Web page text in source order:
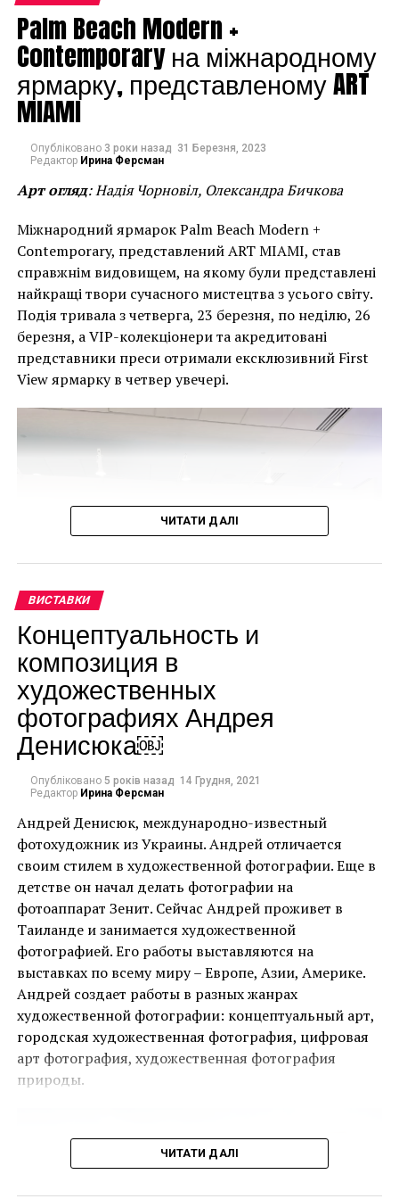
Palm Beach Modern +
Contemporary на міжнародному
ярмарку, представленому ART
MIAMI
Опубліковано 3 роки назад 31 Березня, 2023
Редактор Ирина Ферсман
Арт огляд: Надія Чорновіл, Олександра Бичкова
Міжнародний ярмарок Palm Beach Modern +
Contemporary, представлений ART MIAMI, став
справжнім видовищем, на якому були представлені
найкращі твори сучасного мистецтва з усього світу.
Подія тривала з четверга, 23 березня, по неділю, 26
березня, а VIP-колекціонери та акредитовані
представники преси отримали ексклюзивний First
View ярмарку в четвер увечері.
Ця подія, яку не можна пропустити, дала
можливість поціновувачам мистецтва придбати
деякі з найбільш інвестиційно привабливих творів
ще до того, як ярмарок відкрився для публіки.
Однією з найяскравіших подій ярмарку стала
виставка двадцяти чотирьох вибраних робіт
Руперта Гарсії, одного з найвідоміших художників-
чикано, представлених колекцією спадщини
директор і куратор музею, за підтримки Bourlet Art
ЧИТАТИ ДАЛІ
ВИСТАВКИ
Концептуальность и
композиция в
художественных
фотографиях Андрея
Денисюка￼
Опубліковано 5 років назад 14 Грудня, 2021
Редактор Ирина Ферсман
Андрей Денисюк, международно-известный
фотохудожник из Украины. Андрей отличается
своим стилем в художественной фотографии. Еще в
детстве он начал делать фотографии на
фотоаппарат Зенит. Сейчас Андрей проживет в
Таиланде и занимается художественной
фотографией. Его работы выставляются на
выставках по всему миру – Европе, Азии, Америке.
Андрей создает работы в разных жанрах
художественной фотографии: концептуальный арт,
городская художественная фотография, цифровая
арт фотография, художественная фотография
природы.
ЧИТАТИ ДАЛІ